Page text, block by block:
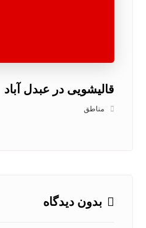
قالیشویی در عبدل آباد
مناطق
بدون دیدگاه